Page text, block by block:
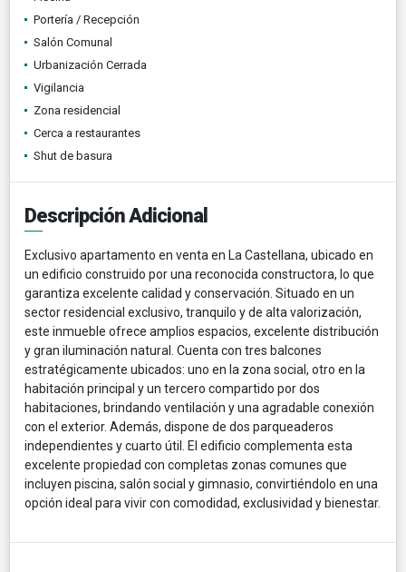
Portería / Recepción
Salón Comunal
Urbanización Cerrada
Vigilancia
Zona residencial
Cerca a restaurantes
Shut de basura
Descripción Adicional
Exclusivo apartamento en venta en La Castellana, ubicado en
un edificio construido por una reconocida constructora, lo que
garantiza excelente calidad y conservación. Situado en un
sector residencial exclusivo, tranquilo y de alta valorización,
este inmueble ofrece amplios espacios, excelente distribución
y gran iluminación natural. Cuenta con tres balcones
estratégicamente ubicados: uno en la zona social, otro en la
habitación principal y un tercero compartido por dos
habitaciones, brindando ventilación y una agradable conexión
con el exterior. Además, dispone de dos parqueaderos
independientes y cuarto útil. El edificio complementa esta
excelente propiedad con completas zonas comunes que
incluyen piscina, salón social y gimnasio, convirtiéndolo en una
opción ideal para vivir con comodidad, exclusividad y bienestar.